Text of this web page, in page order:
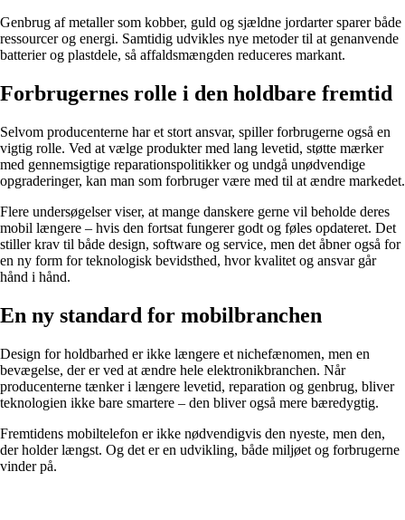
Genbrug af metaller som kobber, guld og sjældne jordarter sparer både
ressourcer og energi. Samtidig udvikles nye metoder til at genanvende
batterier og plastdele, så affaldsmængden reduceres markant.
Forbrugernes rolle i den holdbare fremtid
Selvom producenterne har et stort ansvar, spiller forbrugerne også en
vigtig rolle. Ved at vælge produkter med lang levetid, støtte mærker
med gennemsigtige reparationspolitikker og undgå unødvendige
opgraderinger, kan man som forbruger være med til at ændre markedet.
Flere undersøgelser viser, at mange danskere gerne vil beholde deres
mobil længere – hvis den fortsat fungerer godt og føles opdateret. Det
stiller krav til både design, software og service, men det åbner også for
en ny form for teknologisk bevidsthed, hvor kvalitet og ansvar går
hånd i hånd.
En ny standard for mobilbranchen
Design for holdbarhed er ikke længere et nichefænomen, men en
bevægelse, der er ved at ændre hele elektronikbranchen. Når
producenterne tænker i længere levetid, reparation og genbrug, bliver
teknologien ikke bare smartere – den bliver også mere bæredygtig.
Fremtidens mobiltelefon er ikke nødvendigvis den nyeste, men den,
der holder længst. Og det er en udvikling, både miljøet og forbrugerne
vinder på.